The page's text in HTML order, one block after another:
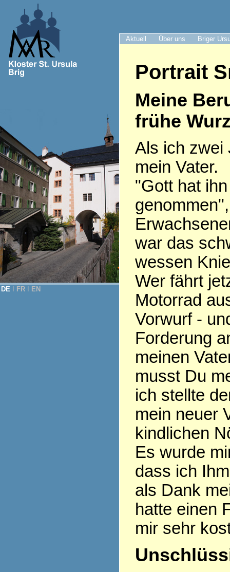
Aktuell Über uns Briger
DE FR EN
Portrait
Meine
frühe
Als ich zwei
mein Vater.
"Gott hat
war das
wessen
Wer fährt
Motorrad
Vorwurf -
Forderung
meinen
musst Du
ich stellte
mein neuer
kindlichen
Es wurde
dass ich
als Dank
hatte einen
mir sehr